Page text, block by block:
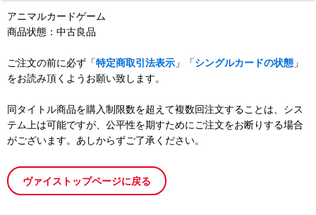
アニマルカードゲーム
商品状態：中古良品
ご注文の前に必ず「特定商取引法表示 」「シングルカードの状態 」
をお読み頂くようお願い致します。
同タイトル商品を購入制限数を超えて複数回注文することは、シス
テム上は可能ですが、公平性を期すためにご注文をお断りする場合
がございます。あしからずご了承ください。
ヴァイストップページに戻る